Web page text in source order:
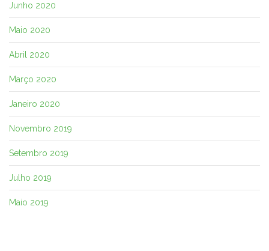
Junho 2020
Maio 2020
Abril 2020
Março 2020
Janeiro 2020
Novembro 2019
Setembro 2019
Julho 2019
Maio 2019